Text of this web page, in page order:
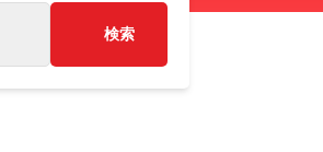
検索